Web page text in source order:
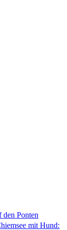
Ponten
mit Hund: